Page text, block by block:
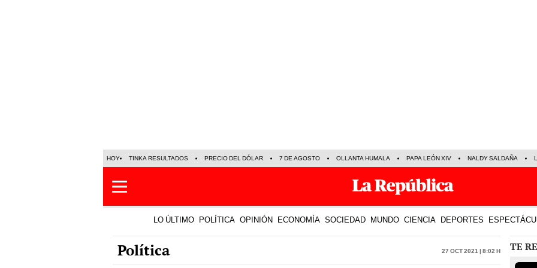
HOY TINKA RESULTADOS PRECIO DEL DÓLAR 7 DE AGOSTO OLLANTA HUMALA PAPA LEÓN XIV NALDY SALDAÑA
LO ÚLTIMO POLÍTICA OPINIÓN ECONOMÍA SOCIEDAD MUNDO CIENCIA DEPORTES
Política 27 Oct 2021 | 8:02 h TE